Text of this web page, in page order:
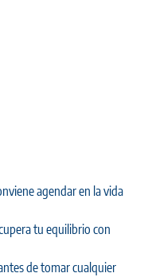
agendar en la vida
tu equilibrio con
de tomar cualquier